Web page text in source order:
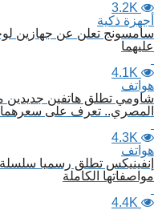
3.2K
أجهزة ذكية
عليهما
4.1K
هواتف
المصري.. تعرف على سعرهما
4.3K
هواتف
مواصفاتها الكاملة
4.4K